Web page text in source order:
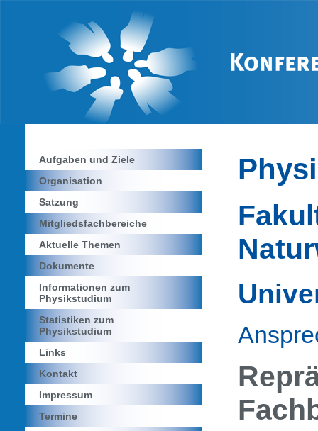
Aufgaben und Ziele
Organisation
Satzung
Mitgliedsfachbereiche
Aktuelle Themen
Dokumente
Informationen zum
Physikstudium
Statistiken zum
Physikstudium
Links
Kontakt
Impressum
Termine